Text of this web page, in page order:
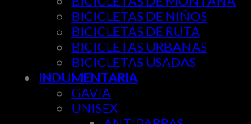
BICICLETAS DE NIÑOS
BICICLETAS DE RUTA
BICICLETAS URBANAS
BICICLETAS USADAS
INDUMENTARIA
GAVIA
UNISEX